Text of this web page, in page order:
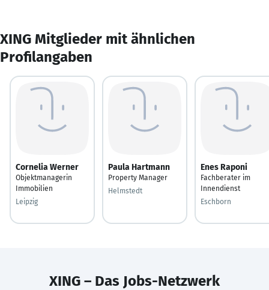
XING Mitglieder mit ähnlichen
Profilangaben
Cornelia Werner
Objektmanagerin
Immobilien
Leipzig
Paula Hartmann
Property Manager
Helmstedt
Enes Raponi
Fachberater im
Innendienst
Eschborn
XING – Das Jobs-Netzwerk